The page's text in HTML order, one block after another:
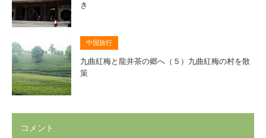
き
中国旅行
九曲紅梅と龍井茶の郷へ（５）九曲紅梅の村を散
策
コメント